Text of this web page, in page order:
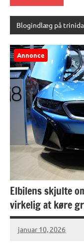
Blogindlæg på
Annonce
Elbilens skjulte
virkelig at køre
januar 10, 2026